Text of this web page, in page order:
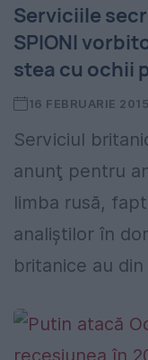
Serviciile
SPIONI
stea cu ochii
16 FEBRUARIE 2015
Serviciul
anunţ pentru
limba rusă,
analiştilor în
britanice au din